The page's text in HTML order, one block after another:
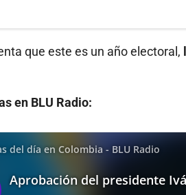
que este es un año electoral,
en BLU Radio: